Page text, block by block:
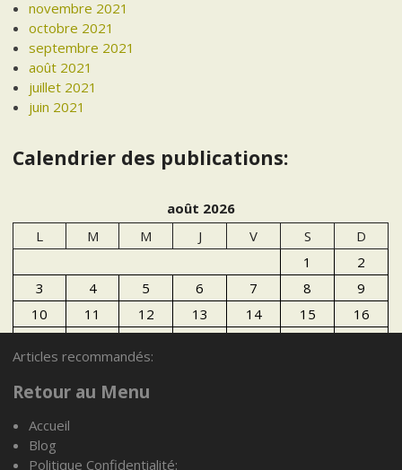
novembre 2021
octobre 2021
septembre 2021
août 2021
juillet 2021
juin 2021
Calendrier des publications:
août 2026
L
M M J V S
D
1
2
3
4 5 6 7 8
9
10
11 12 13 14 15
16
24
25 26
31
Articles recommandés:
Retour au Menu
Accueil
Blog
Politique Confidentialité: